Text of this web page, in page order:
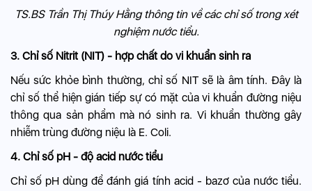
TS.BS Trần Thị Thúy Hằng thông tin về các chỉ số trong xét
nghiệm nước tiểu.
3. Chỉ số Nitrit (NIT) - hợp chất do vi khuẩn sinh ra
Nếu sức khỏe bình thường, chỉ số NIT sẽ là âm tính. Đây là
chỉ số thể hiện gián tiếp sự có mặt của vi khuẩn đường niệu
thông qua sản phẩm mà nó sinh ra. Vi khuẩn thường gây
nhiễm trùng đường niệu là E. Coli.
4. Chỉ số pH - độ acid nước tiểu
Chỉ số pH dùng để đánh giá tính acid - bazơ của nước tiểu.